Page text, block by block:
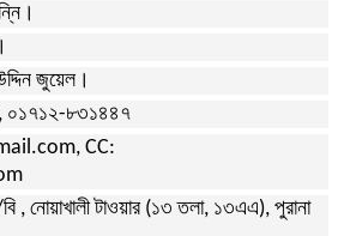
জুয়েল।
০১৭১২-৮৩১৪৪৭
CC:
, নোয়াখালী টাওয়ার (১৩ তলা, ১৩এএ), পুরানা